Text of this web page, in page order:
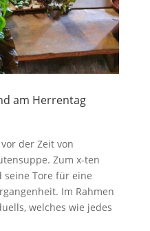
am Herrentag
der Zeit von
Zum x-ten
seine Tore für eine
Im Rahmen
welches wie jedes